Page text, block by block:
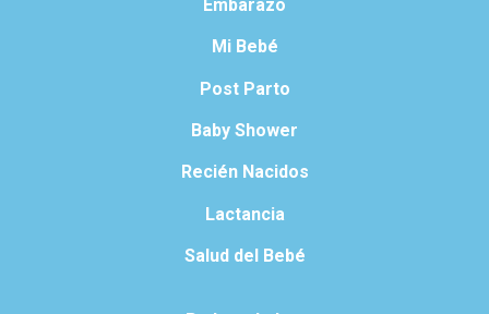
Embarazo
Mi Bebé
Post Parto
Baby Shower
Recién Nacidos
Lactancia
Salud del Bebé